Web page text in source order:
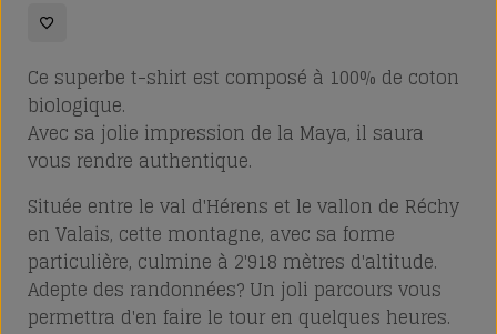
Ce superbe t-shirt est composé à 100% de coton
biologique.
Avec sa jolie impression de la Maya, il saura
vous rendre authentique.
Située entre le val d'Hérens et le vallon de Réchy
en Valais, cette montagne, avec sa forme
particulière, culmine à 2'918 mètres d'altitude.
Adepte des randonnées? Un joli parcours vous
permettra d'en faire le tour en quelques heures.